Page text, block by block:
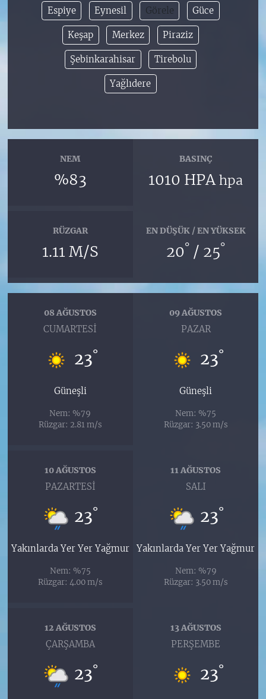
Espiye Eynesil Görele Güce
Keşap Merkez Piraziz
Şebinkarahisar Tirebolu
Yağlıdere
NEM
%83
BASINÇ
1010 HPAhpa
RÜZGAR
1.11 M/S
EN DÜŞÜK / EN YÜKSEK
20° / 25°
08 AĞUSTOS
CUMARTESI
23°
Güneşli
Nem: %79
Rüzgar: 2.81 m/s
09 AĞUSTOS
PAZAR
23°
Güneşli
Nem: %75
Rüzgar: 3.50 m/s
10 AĞUSTOS
PAZARTESI
23°
Yakınlarda Yer Yer Yağmur
Nem: %75
Rüzgar: 4.00 m/s
11 AĞUSTOS
SALI
23°
Yakınlarda Yer Yer Yağmur
Nem: %79
Rüzgar: 3.50 m/s
12 AĞUSTOS
ÇARŞAMBA
23°
13 AĞUSTOS
PERŞEMBE
23°